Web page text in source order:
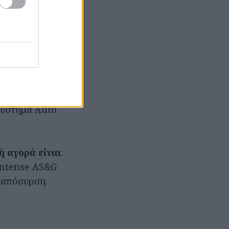
Μέση
4.4
του
περιορισμό
Auto
αγορά είναι:
AS&G
απόσυρση.